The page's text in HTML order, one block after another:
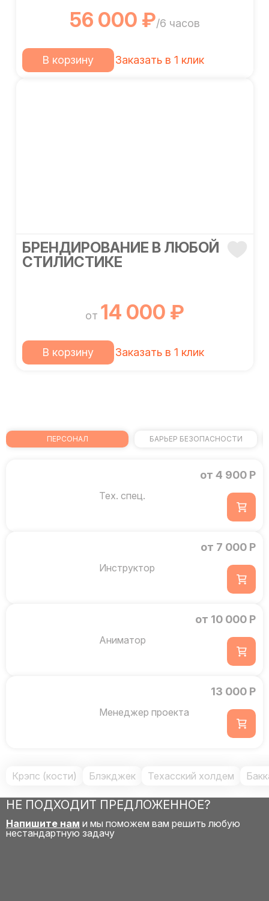
56 000 ₽/6 часов
В корзину Заказать в 1 клик
БРЕНДИРОВАНИЕ В ЛЮБОЙ
СТИЛИСТИКЕ
от 14 000 ₽
В корзину Заказать в 1 клик
ПЕРСОНАЛ БАРЬЕР БЕЗОПАСНОСТИ
Тех. спец.
от 4 900 Р
Инструктор
от 7 000 Р
Аниматор
от 10 000 Р
Менеджер проекта
13 000 Р
Крэпс (кости) Блэкджек Техасский холдем
НЕ ПОДХОДИТ ПРЕДЛОЖЕННОЕ?
Напишите нам и мы поможем вам решить любую
нестандартную задачу